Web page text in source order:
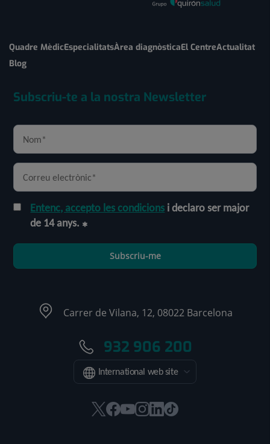
Quadre MèdicEspecialitatsÀrea diagnòsticaEl CentreActualitat
Blog
Subscriu-te a la nostra Newsletter
Entenc, accepto les condicions i declaro ser major
de 14 anys.
Subscriu-me
Carrer de Vilana, 12, 08022 Barcelona
932 906 200
International web site
AquestAquestAquestAquest
AquestEnllaç